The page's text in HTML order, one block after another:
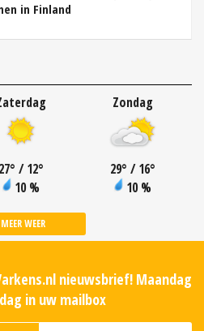
in Finland
27° / 12°
10 %
Zondag
29° / 16°
10 %
MEER WEER
nieuwsbrief! Maandag
in uw mailbox